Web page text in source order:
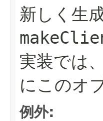
新しく生
実装では、
にこのオ
例外: